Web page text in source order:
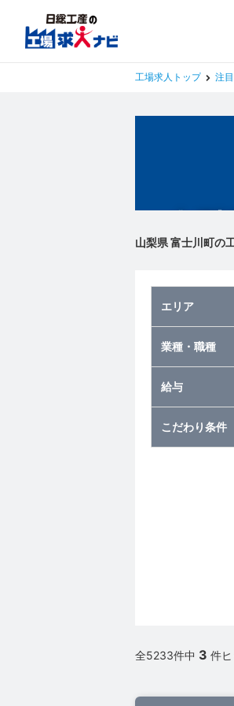
工場求人トップ 注
山梨県 富士川町の
エリア
業種・職種
給与
こだわり条件
全5233件中 3 件ヒ